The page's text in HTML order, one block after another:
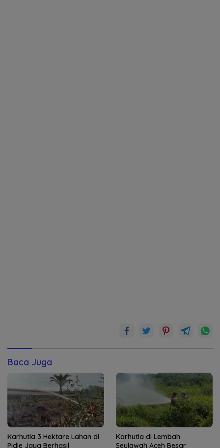
Baca Juga
Karhutla 3 Hektare Lahan di
Pidie Jaya Berhasil
Karhutla di Lembah
Seulawah Aceh Besar